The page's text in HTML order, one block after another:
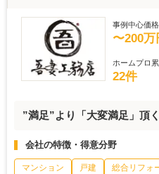
事例中心価
〜200万
ホームプロ
22件
”満足”より「大変満足」頂
会社の特徴・得意分野
マンション 戸建 総合リフォ